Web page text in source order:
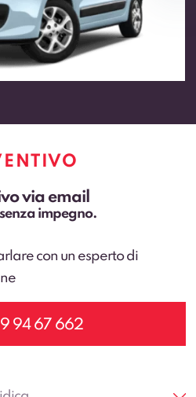
via email
impegno.
con un esperto di
94 67 662